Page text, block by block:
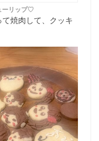
ーリップ♡
焼肉して、クッキ